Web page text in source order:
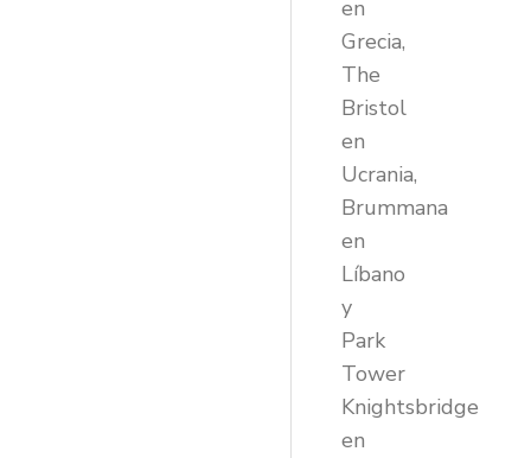
en
Grecia,
The
Bristol
en
Ucrania,
Brummana
en
Líbano
y
Park
Tower
Knightsbridge
en